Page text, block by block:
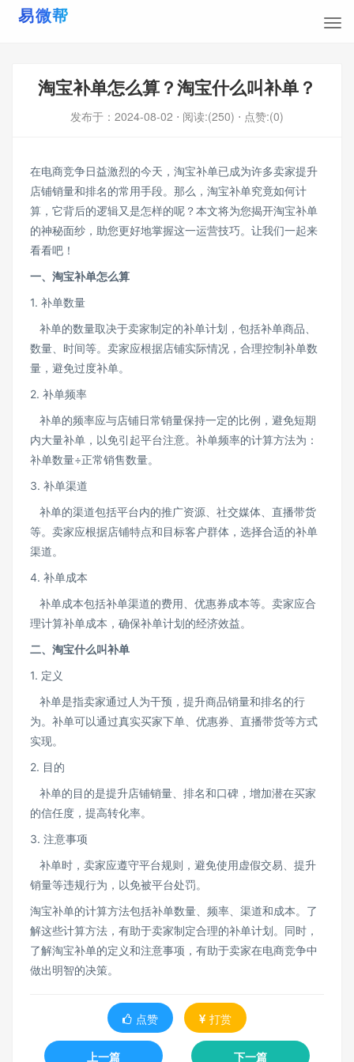
淘宝补单怎么算？淘宝什么叫补单？
发布于： 2024-08-02 ⋅ 阅读:(250) ⋅ 点赞:(0)
在电商竞争日益激烈的今天，淘宝补单已成为许多卖家提升
店铺销量和排名的常用手段。那么，淘宝补单究竟如何计
算，它背后的逻辑又是怎样的呢？本文将为您揭开淘宝补单
的神秘面纱，助您更好地掌握这一运营技巧。让我们一起来
看看吧！
一、淘宝补单怎么算
1. 补单数量
补单的数量取决于卖家制定的补单计划，包括补单商品、
数量、时间等。卖家应根据店铺实际情况，合理控制补单数
量，避免过度补单。
2. 补单频率
补单的频率应与店铺日常销量保持一定的比例，避免短期
内大量补单，以免引起平台注意。补单频率的计算方法为：
补单数量÷正常销售数量。
3. 补单渠道
补单的渠道包括平台内的推广资源、社交媒体、直播带货
等。卖家应根据店铺特点和目标客户群体，选择合适的补单
渠道。
4. 补单成本
补单成本包括补单渠道的费用、优惠券成本等。卖家应合
理计算补单成本，确保补单计划的经济效益。
二、淘宝什么叫补单
1. 定义
补单是指卖家通过人为干预，提升商品销量和排名的行
为。补单可以通过真实买家下单、优惠券、直播带货等方式
实现。
2. 目的
补单的目的是提升店铺销量、排名和口碑，增加潜在买家
的信任度，提高转化率。
3. 注意事项
补单时，卖家应遵守平台规则，避免使用虚假交易、提升
销量等违规行为，以免被平台处罚。
淘宝补单的计算方法包括补单数量、频率、渠道和成本。了
解这些计算方法，有助于卖家制定合理的补单计划。同时，
了解淘宝补单的定义和注意事项，有助于卖家在电商竞争中
做出明智的决策。
点赞 打赏
上一篇 下一篇